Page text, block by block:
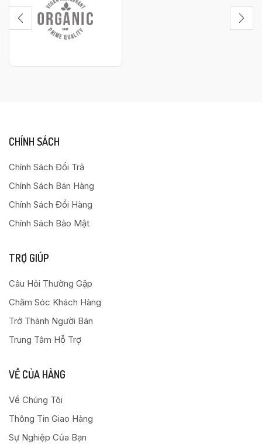
CHÍNH SÁCH
Chính Sách Đổi Trả
Chính Sách Bán Hàng
Chính Sách Đổi Hàng
Chính Sách Bảo Mật
TRỢ GIÚP
Câu Hỏi Thường Gặp
Chăm Sóc Khách Hàng
Trở Thành Người Bán
Trung Tâm Hỗ Trợ
VỀ CỦA HÀNG
Về Chúng Tôi
Thông Tin Giao Hàng
Sự Nghiệp Của Bạn